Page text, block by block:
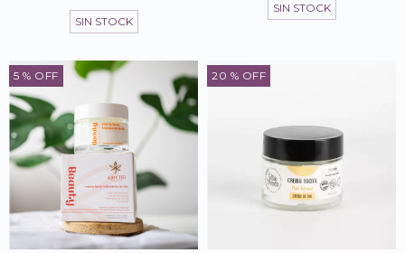
SIN STOCK
SIN STOCK
5 % OFF 20 % OFF